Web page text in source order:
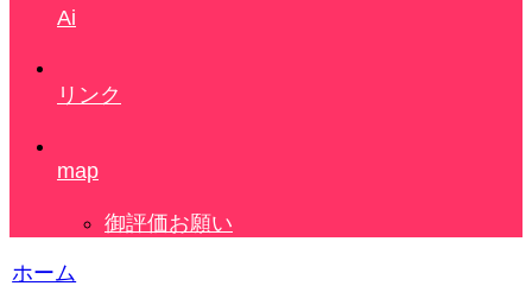
Ai
リンク
map
御評価お願い
ホーム